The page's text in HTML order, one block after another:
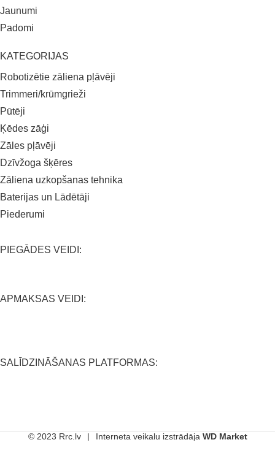
KATEGORIJAS
Robotizētie zāliena pļāvēji
Trimmeri/krūmgrieži
Pūtēji
Ķēdes zāģi
Zāles pļāvēji
Dzīvžoga šķēres
Zāliena uzkopšanas tehnika
Baterijas un Lādētāji
Piederumi
Jaunumi
Padomi
PIEGĀDES VEIDI:
APMAKSAS VEIDI:
SALĪDZINĀŠANAS PLATFORMAS:
© 2023 Rrc.lv | Interneta veikalu izstrādāja WD Market